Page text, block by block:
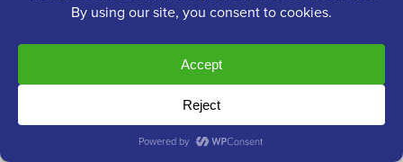
faktycznie związane z rzeczywistością
(38%).
Zamiast ciągle promować swoje produkty, skup się
na tworzeniu treści, które rezonują z Twoimi
obserwatorami.